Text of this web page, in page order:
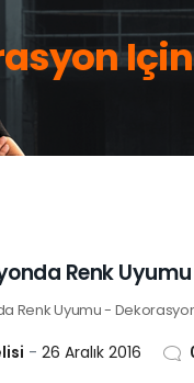
Renk Uyumu
Renk Uyumu -
26 Aralık 2016